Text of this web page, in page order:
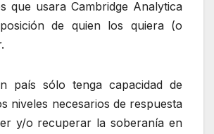
que usara Cambridge Analytica
de quien los quiera (o
país sólo tenga capacidad de
niveles necesarios de respuesta
y/o recuperar la soberanía en